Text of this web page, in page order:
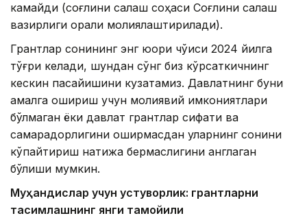
камайди (соғлиқни сақлаш соҳаси Соғлиқни сақлаш
вазирлиги орқали молиялаштирилади).
Грантлар сонининг энг юқори чўққиси 2024 йилга
тўғри келади, шундан сўнг биз кўрсаткичнинг
кескин пасайишини кузатамиз. Давлатнинг буни
амалга ошириш учун молиявий имкониятлари
бўлмаган ёки давлат грантлар сифати ва
самарадорлигини оширмасдан уларнинг сонини
кўпайтириш натижа бермаслигини англаган
бўлиши мумкин.
Муҳандислар учун устуворлик: грантларни
тақсимлашнинг янги тамойили